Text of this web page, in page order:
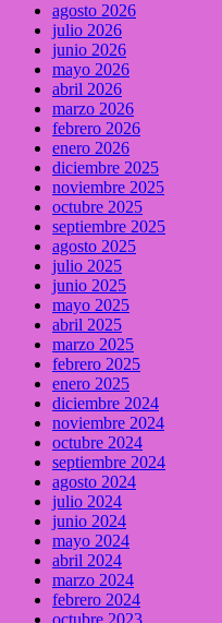
agosto 2026
julio 2026
junio 2026
mayo 2026
abril 2026
marzo 2026
febrero 2026
enero 2026
diciembre 2025
noviembre 2025
octubre 2025
septiembre 2025
agosto 2025
julio 2025
junio 2025
mayo 2025
abril 2025
marzo 2025
febrero 2025
enero 2025
diciembre 2024
noviembre 2024
octubre 2024
septiembre 2024
agosto 2024
julio 2024
junio 2024
mayo 2024
abril 2024
marzo 2024
febrero 2024